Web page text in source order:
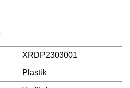
XRDP2303001
Plastik